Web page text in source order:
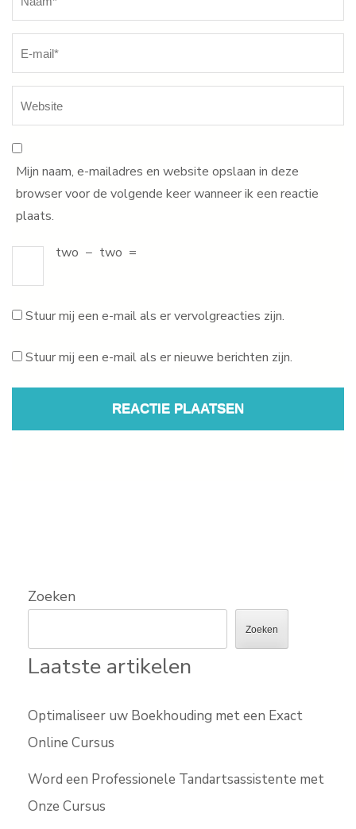
Mijn naam, e-mailadres en website opslaan in deze
browser voor de volgende keer wanneer ik een reactie
plaats.
two − two =
Stuur mij een e-mail als er vervolgreacties zijn.
Stuur mij een e-mail als er nieuwe berichten zijn.
Zoeken
Zoeken
Laatste artikelen
Optimaliseer uw Boekhouding met een Exact
Online Cursus
Word een Professionele Tandartsassistente met
Onze Cursus